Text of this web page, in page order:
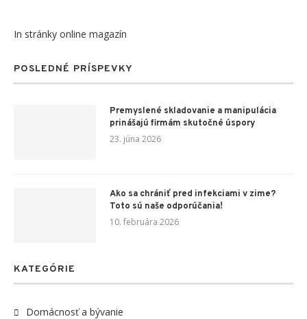
In stránky online magazín
POSLEDNÉ PRÍSPEVKY
Premyslené skladovanie a manipulácia
prinášajú firmám skutočné úspory
23. júna 2026
Ako sa chrániť pred infekciami v zime?
Toto sú naše odporúčania!
10. februára 2026
KATEGÓRIE
Domácnosť a bývanie